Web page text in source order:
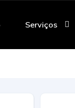
Serviços